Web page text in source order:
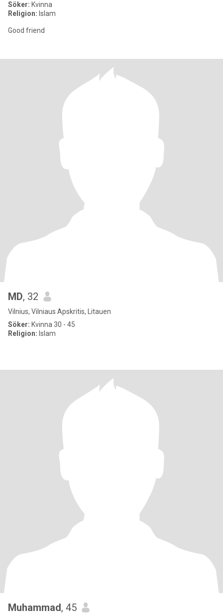
Söker: Kvinna
Religion: Islam
Good friend
MD, 32
Vilnius, Vilniaus Apskritis, Litauen
Söker: Kvinna 30 - 45
Religion: Islam
Muhammad, 45